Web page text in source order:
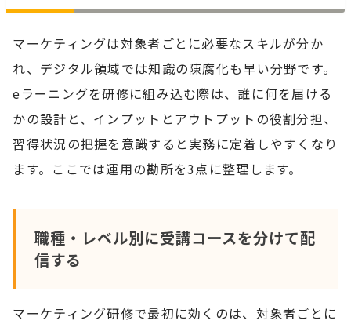
マーケティングは対象者ごとに必要なスキルが分か
れ、デジタル領域では知識の陳腐化も早い分野です。
eラーニングを研修に組み込む際は、誰に何を届ける
かの設計と、インプットとアウトプットの役割分担、
習得状況の把握を意識すると実務に定着しやすくなり
ます。ここでは運用の勘所を3点に整理します。
職種・レベル別に受講コースを分けて配
信する
マーケティング研修で最初に効くのは、対象者ごとに